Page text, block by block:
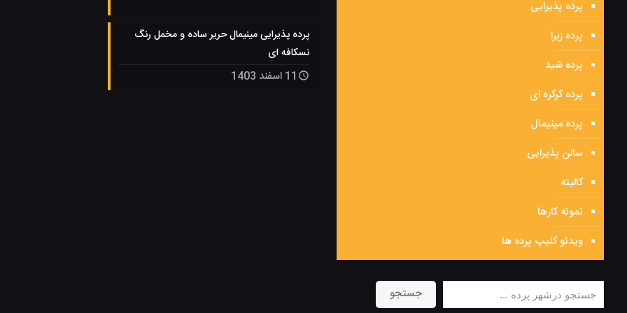
پرده پذیرایی
پرده زبرا
پرده شید
پرده کرکره ای
پرده مینیمال
سالن پذیرایی
کالیته
نمونه کارها
ویدئو کلیپ پرده ها
جستجو جستجو
پرده پذیرایی مینیمال حریر ساده و مخمل رنگ
نسکافه ای
11 اسفند 1403